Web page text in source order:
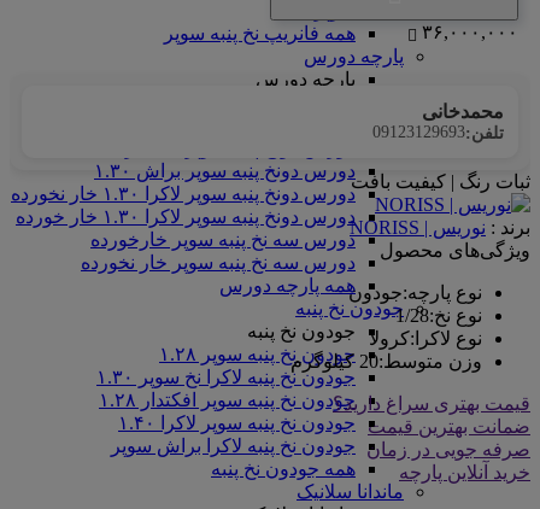
همه فانریپ نخ پنبه سوپر
پارچه دورس
پارچه دورس
دورس دونخ پنبه سوپر براش ۱.۳۰
دورس دونخ پنبه سوپر لاکرا ۱.۳۰ خار نخورده
دورس دونخ پنبه سوپر لاکرا ۱.۳۰ خار خورده
دورس سه نخ پنبه سوپر خارخورده
دورس سه نخ پنبه سوپر خار نخورده
همه پارچه دورس
جودون نخ پنبه
جودون نخ پنبه
جودون نخ پنبه سوپر ۱.۲۸
جودون نخ پنبه لاکرا نخ سوپر ۱.۳۰
جودون نخ پنبه سوپر افکتدار ۱.۲۸
جودون نخ پنبه سوپر لاکرا ۱.۴۰
جودون نخ پنبه لاکرا براش سوپر
همه جودون نخ پنبه
ماندانا سلانیک
۳۶,۰۰۰,۰۰۰
محمدخانی
تلفن:09123129693
ثبات رنگ | کیفیت بافت
برند : نوریس | NORISS
ویژگی‌های محصول
نوع پارچه:جودون
نوع نخ:
1/28
نوع لاکرا :کرولا
وزن متوسط:20 کیلوگرم
قیمت بهتری سراغ دارید؟
ضمانت بهترین قیمت
صرفه جویی در زمان
خرید آنلاین پارچه